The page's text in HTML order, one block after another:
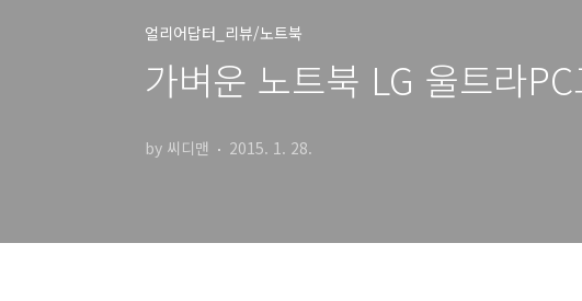
얼리어답터_리뷰/노트북
가벼운 노트북 LG 울트라
by 씨디맨 2015. 1. 28.